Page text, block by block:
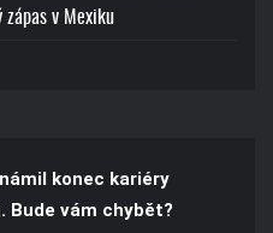
v Mexiku
konec kariéry
Bude vám chybět?